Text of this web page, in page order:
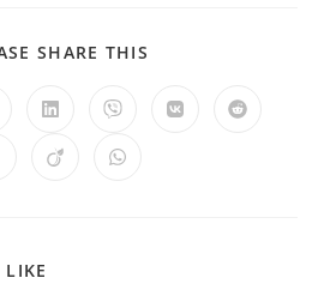
SHARE THIS